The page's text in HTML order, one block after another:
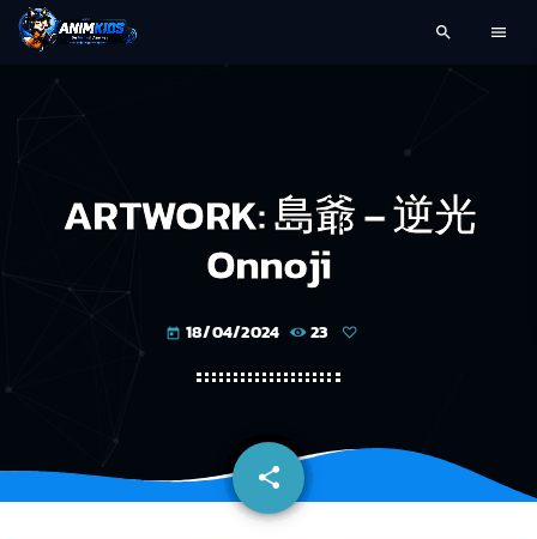
search menu
ARTWORK: 島爺 – 逆光
Onnoji
today 18/04/2024 23
share
email